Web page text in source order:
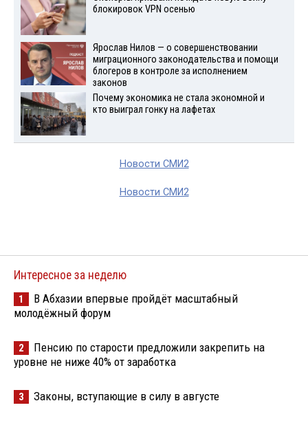
блокировок VPN осенью
Ярослав Нилов — о совершенствовании
миграционного законодательства и помощи
блогеров в контроле за исполнением
законов
Почему экономика не стала экономной и
кто выиграл гонку на лафетах
Новости СМИ2
Новости СМИ2
Интересное за неделю
1
В Абхазии впервые пройдёт масштабный
молодёжный форум
2
Пенсию по старости предложили закрепить на
уровне не ниже 40% от заработка
3 Законы, вступающие в силу в августе